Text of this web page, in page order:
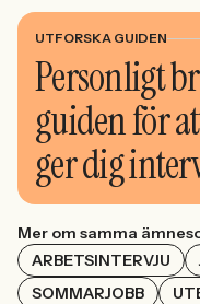
UTFORSKA GUIDEN
Personligt
guiden för
ger dig
Mer om samma
ARBETSINTERVJU
SOMMARJOBB